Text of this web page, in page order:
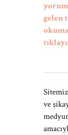
gelen
ve